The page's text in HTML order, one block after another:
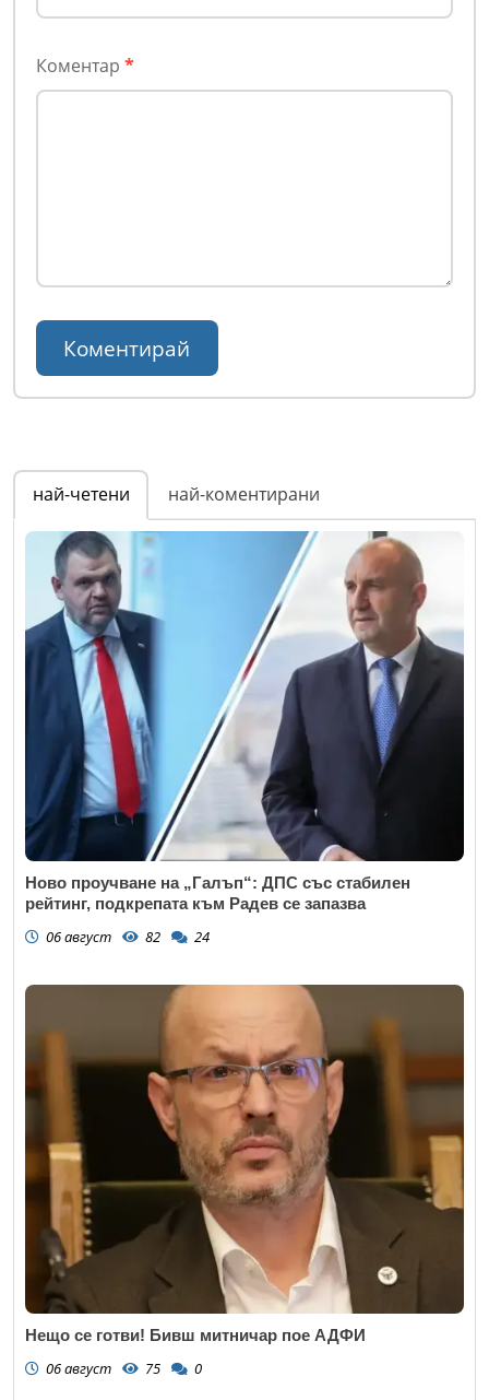
Коментар *
най-четени най-коментирани
Ново проучване на „Галъп“: ДПС със стабилен
рейтинг, подкрепата към Радев се запазва
06 август 82 24
Нещо се готви! Бивш митничар пое АДФИ
06 август 75 0